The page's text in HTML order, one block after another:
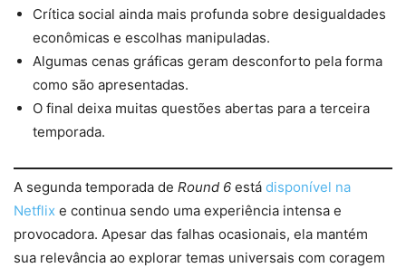
Crítica social ainda mais profunda sobre desigualdades
econômicas e escolhas manipuladas.
Algumas cenas gráficas geram desconforto pela forma
como são apresentadas.
O final deixa muitas questões abertas para a terceira
temporada.
A segunda temporada de Round 6 está disponível na
Netflix e continua sendo uma experiência intensa e
provocadora. Apesar das falhas ocasionais, ela mantém
sua relevância ao explorar temas universais com coragem